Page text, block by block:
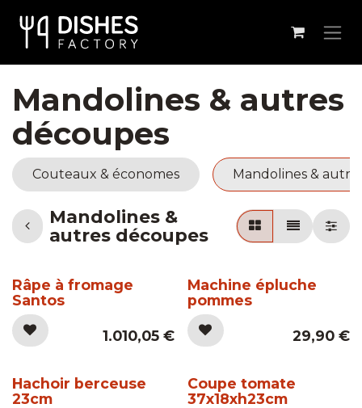
Mandolines & autres
découpes
Couteaux & économes Mandolines &
Mandolines &
autres découpes
Râpe à fromage
Santos
1.010,05€
Machine épluche
pommes
29,90€
Hachoir berceuse
23cm
Coupe tomate
37x18xh23cm